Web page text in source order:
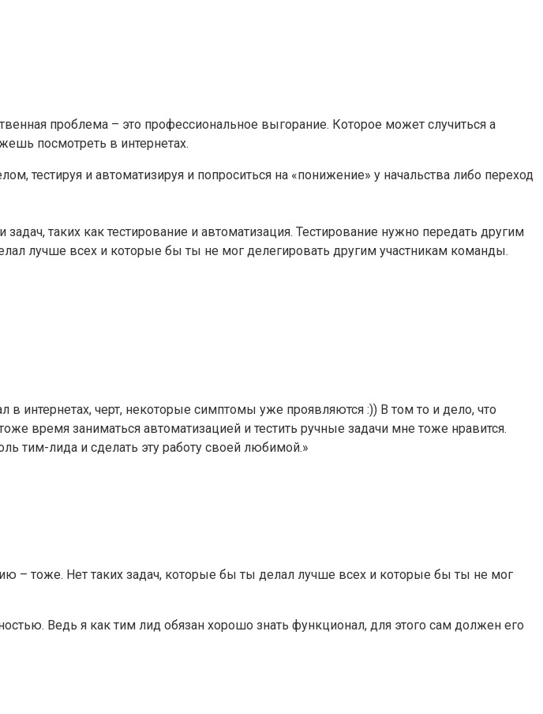
проблема – это профессиональное выгорание. Которое может случиться а
посмотреть в интернетах.
тестируя и автоматизируя и попроситься на «понижение» у начальства либо переход
таких как тестирование и автоматизация. Тестирование нужно передать другим
лучше всех и которые бы ты не мог делегировать другим участникам команды.
интернетах, черт, некоторые симптомы уже проявляются :)) В том то и дело, что
время заниматься автоматизацией и тестить ручные задачи мне тоже нравится.
тим-лида и сделать эту работу своей любимой.»
– тоже. Нет таких задач, которые бы ты делал лучше всех и которые бы ты не мог
Ведь я как тим лид обязан хорошо знать функционал, для этого сам должен его